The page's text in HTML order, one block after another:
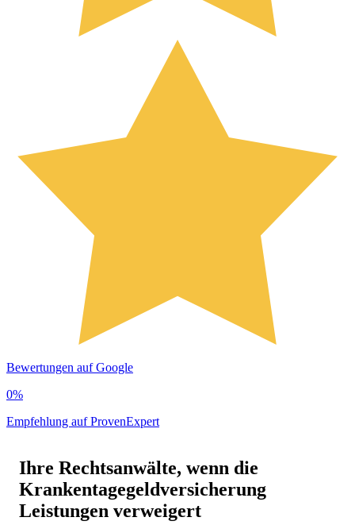
Bewertungen auf Google
0%
Empfehlung auf ProvenExpert
Ihre Rechtsanwälte, wenn die
Krankentagegeldversicherung
Leistungen verweigert